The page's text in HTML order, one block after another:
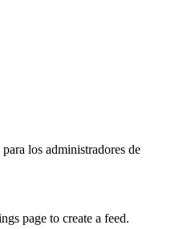
los administradores de
page to create a feed.